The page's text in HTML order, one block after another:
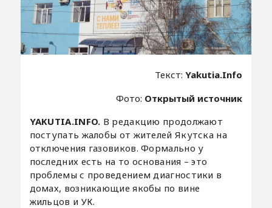
Текст:Yakutia.Info
Фото: Открытый источник
YAKUTIA.INFO. В редакцию продолжают
поступать жалобы от жителей Якутска на
отключения газовиков. Формально у
последних есть на то основания – это
проблемы с проведением диагностики в
домах, возникающие якобы по вине
жильцов и УК.